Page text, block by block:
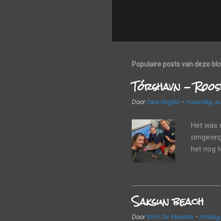
Populaire posts van deze
Tórshavn -
DoorSara Regibo -maandag,
Het was
het nog
vlot door
Saksun beach
DoorWim De Meester -